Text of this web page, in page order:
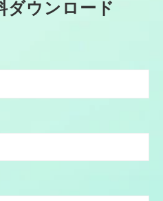
ダウンロード